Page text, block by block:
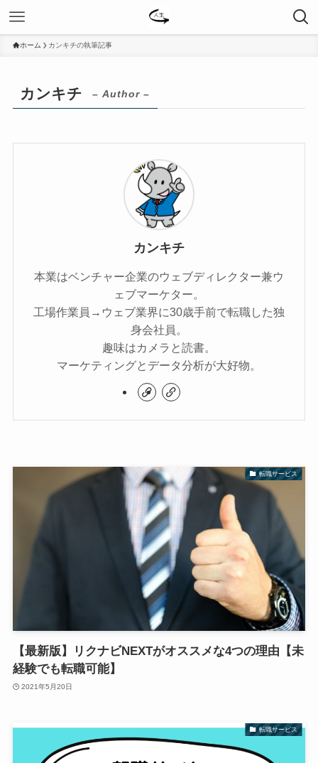
ホーム カンキチの執筆記事
カンキチ – Author –
カンキチ
本業はベンチャー企業のウェブディレクター兼ウ
ェブマーケター。
工場作業員→ウェブ業界に30歳手前で転職した独
身会社員。
趣味はカメラと読書。
マーケティングとデータ分析が大好物。
転職サービス
【最新版】リクナビNEXTがオススメな4つの理由【未
経験でも転職可能】
2021年5月20日
転職サービス